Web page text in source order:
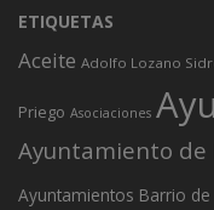
ETIQUETAS
Aceite Adolfo Lozano
Priego Asociaciones
Ayuntamiento de
Ayuntamientos Barrio de